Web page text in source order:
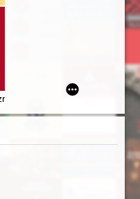
korespondencji jego
ks. Józefa Zdanowskiego